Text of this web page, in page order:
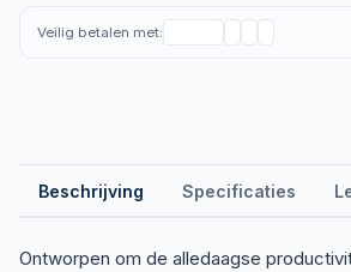
Veilig betalen met:
Beschrijving Specificaties
Ontworpen om de alledaagse